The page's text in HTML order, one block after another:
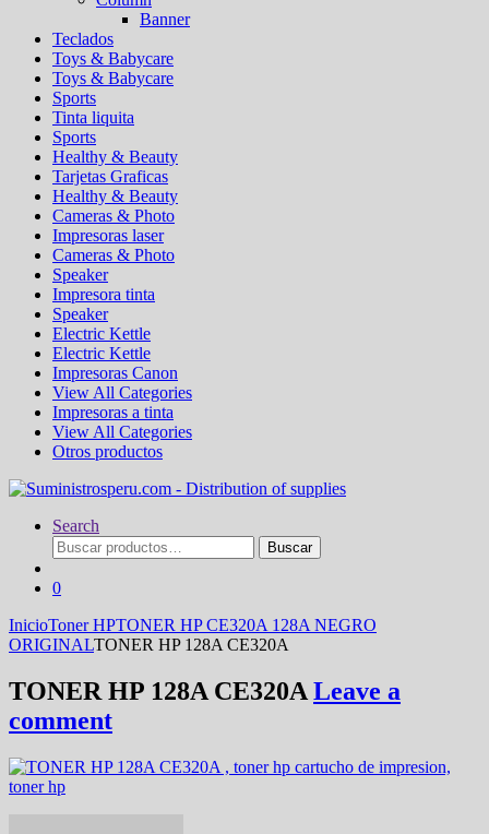
Banner
Teclados
Toys & Babycare
Toys & Babycare
Sports
Tinta liquita
Sports
Healthy & Beauty
Tarjetas Graficas
Healthy & Beauty
Cameras & Photo
Impresoras laser
Cameras & Photo
Speaker
Impresora tinta
Speaker
Electric Kettle
Electric Kettle
Impresoras Canon
View All Categories
Impresoras a tinta
View All Categories
Otros productos
Search
Buscar
por:
Buscar
0
InicioToner HPTONER HP CE320A 128A NEGRO
ORIGINALTONER HP 128A CE320A
TONER HP 128A CE320A Leave a
comment